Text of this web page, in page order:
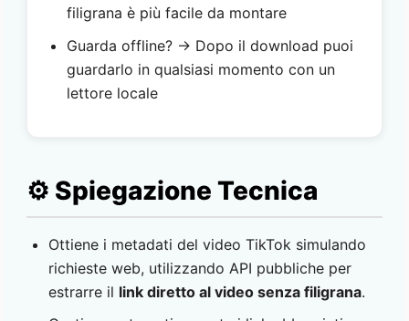
filigrana è più facile da montare
Guarda offline? → Dopo il download puoi
guardarlo in qualsiasi momento con un
lettore locale
⚙️ Spiegazione Tecnica
Ottiene i metadati del video TikTok simulando
richieste web, utilizzando API pubbliche per
estrarre il link diretto al video senza filigrana.